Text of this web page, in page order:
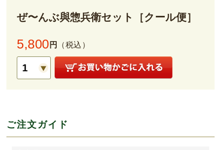
ぜ〜んぶ與惣兵衛セット［クール便］
5,800 円 （税込）
ご注文ガイド